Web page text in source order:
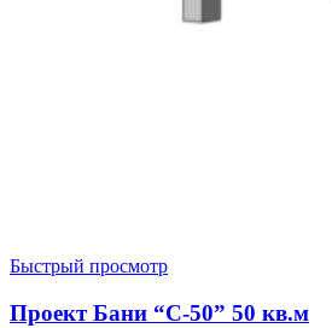
Быстрый просмотр
Проект Бани “С-50” 50 кв.м